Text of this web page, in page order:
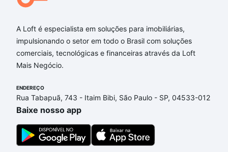
A Loft é especialista em soluções para imobiliárias,
impulsionando o setor em todo o Brasil com soluções
comerciais, tecnológicas e financeiras através da Loft
Mais Negócio.
ENDEREÇO
Rua Tabapuã, 743 - Itaim Bibi, São Paulo - SP, 04533-012
Baixe nosso app